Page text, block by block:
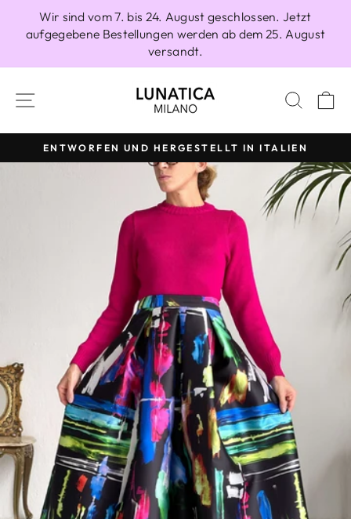
Inhalt
Wir sind vom 7. bis 24. August geschlossen. Jetzt
aufgegebene Bestellungen werden ab dem 25. August
versandt.
SEITENNAVIGATION
Pause
Diashow
ENTWORFEN UND HERGESTELLT IN ITALIEN